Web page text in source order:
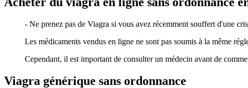
- Ne prenez pas de Viagra si vous avez récemment souffert d'une
Les médicaments vendus en ligne ne sont pas soumis à la même
Cependant, il est important de consulter un médecin avant de
Viagra générique sans ordonnance